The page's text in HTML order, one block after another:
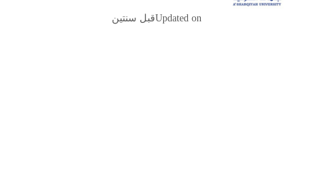
Updated onقبل سنتين